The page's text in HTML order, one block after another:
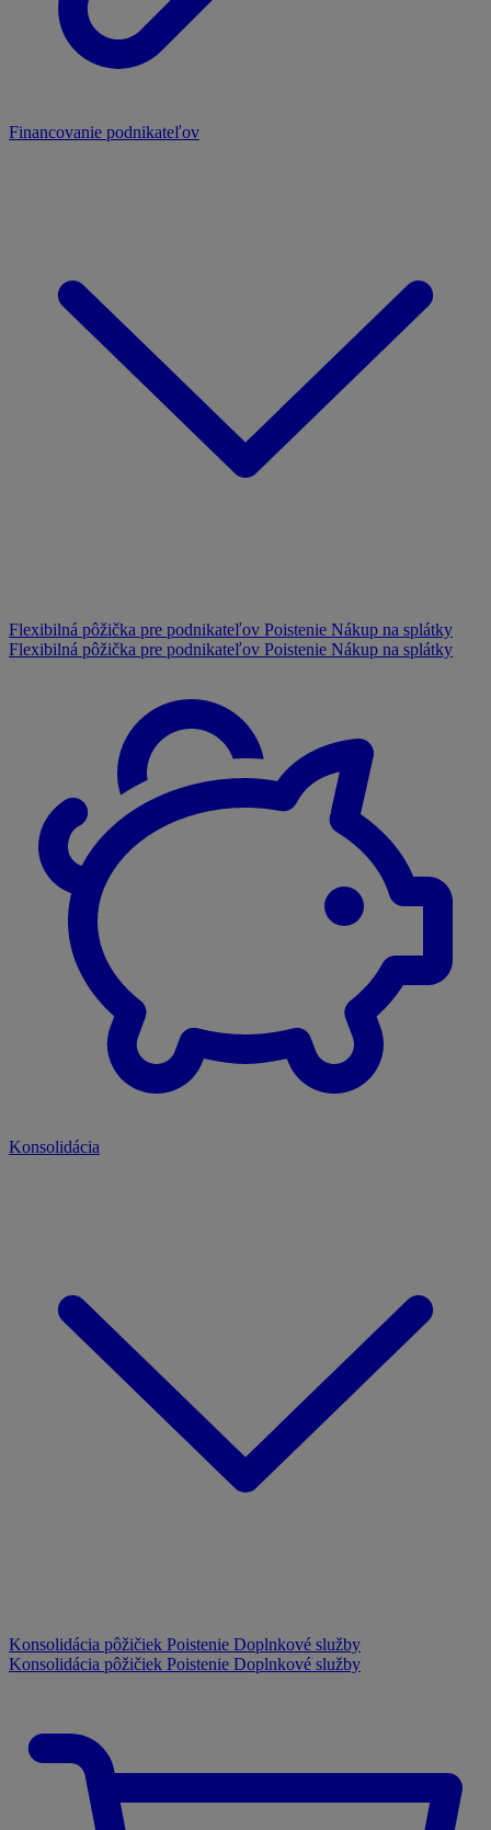
Financovanie podnikateľov
Flexibilná pôžička pre podnikateľov Poistenie Nákup na splátky
Flexibilná pôžička pre podnikateľov Poistenie Nákup na splátky
Konsolidácia
Konsolidácia pôžičiek Poistenie Doplnkové služby
Konsolidácia pôžičiek Poistenie Doplnkové služby